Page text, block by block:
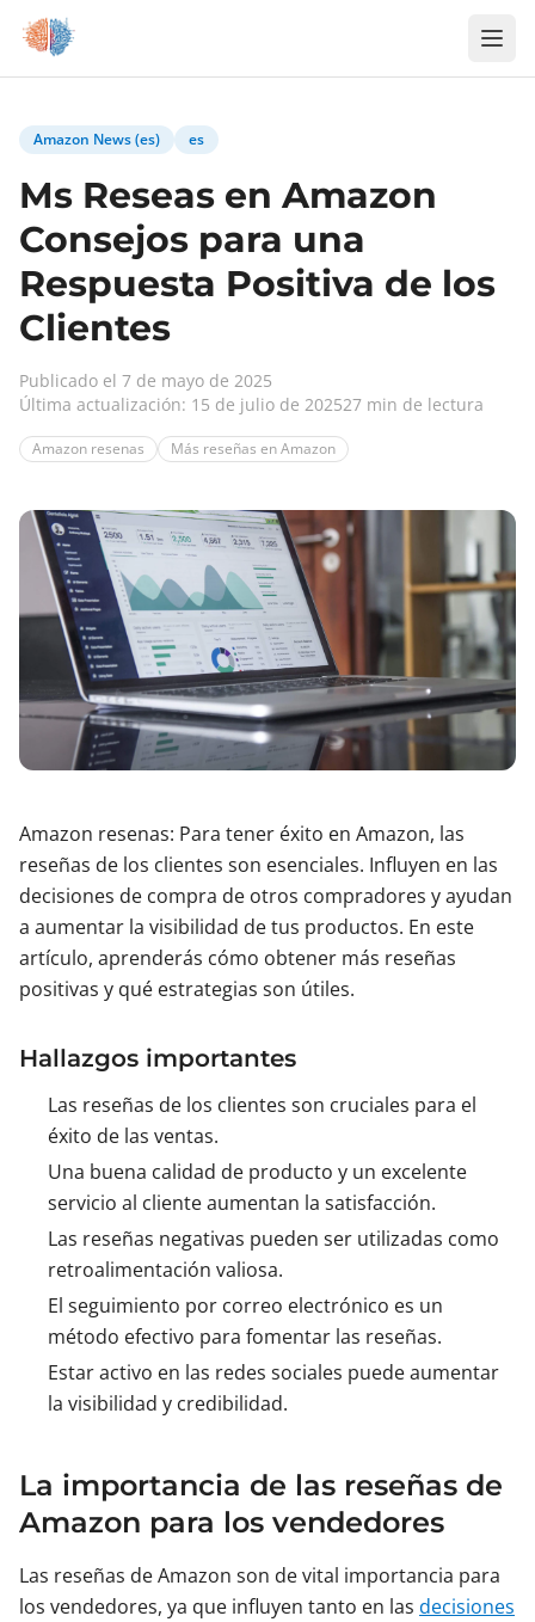
Zum Inhalt springen
Amazon News (es) es
Ms Reseas en Amazon
Consejos para una
Respuesta Positiva de los
Clientes
Publicado el 7 de mayo de 2025
Última actualización: 15 de julio de 202527 min de lectura
Amazon resenas Más reseñas en Amazon
Amazon resenas: Para tener éxito en Amazon, las
reseñas de los clientes son esenciales. Influyen en las
decisiones de compra de otros compradores y ayudan
a aumentar la visibilidad de tus productos. En este
artículo, aprenderás cómo obtener más reseñas
positivas y qué estrategias son útiles.
Hallazgos importantes
Las reseñas de los clientes son cruciales para el
éxito de las ventas.
Una buena calidad de producto y un excelente
servicio al cliente aumentan la satisfacción.
Las reseñas negativas pueden ser utilizadas como
retroalimentación valiosa.
El seguimiento por correo electrónico es un
método efectivo para fomentar las reseñas.
Estar activo en las redes sociales puede aumentar
la visibilidad y credibilidad.
La importancia de las reseñas de
Amazon para los vendedores
Las reseñas de Amazon son de vital importancia para
los vendedores, ya que influyen tanto en las decisiones